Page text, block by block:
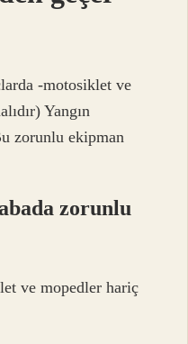
-motosiklet ve
Yangın
zorunlu ekipman
zorunlu
ve mopedler hariç